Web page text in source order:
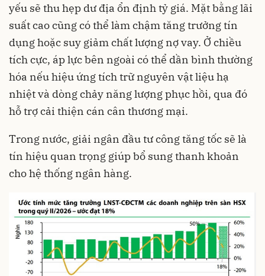
yếu sẽ thu hẹp dư địa ổn định tỷ giá. Mặt bằng lãi
suất cao cũng có thể làm chậm tăng trưởng tín
dụng hoặc suy giảm chất lượng nợ vay. Ở chiều
tích cực, áp lực bên ngoài có thể dần bình thường
hóa nếu hiệu ứng tích trữ nguyên vật liệu hạ
nhiệt và dòng chảy năng lượng phục hồi, qua đó
hỗ trợ cải thiện cán cân thương mại.
Trong nước, giải ngân đầu tư công tăng tốc sẽ là
tín hiệu quan trọng giúp bổ sung thanh khoản
cho hệ thống ngân hàng.